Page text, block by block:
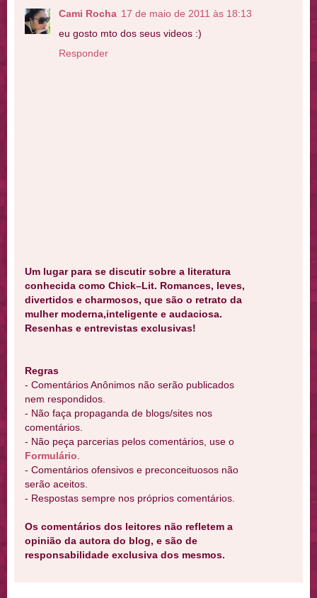
Cami Rocha 17 de maio de 2011 às 18:13
eu gosto mto dos seus videos :)
Responder
Um lugar para se discutir sobre a literatura
conhecida como Chick–Lit. Romances, leves,
divertidos e charmosos, que são o retrato da
mulher moderna,inteligente e audaciosa.
Resenhas e entrevistas exclusivas!
Regras
- Comentários Anônimos não serão publicados
nem respondidos.
- Não faça propaganda de blogs/sites nos
comentários.
- Não peça parcerias pelos comentários, use o
Formulário
- Comentários ofensivos e preconceituosos não
serão aceitos.
- Respostas sempre nos próprios comentários.
Os comentários dos leitores não refletem a
opinião da autora do blog, e são de
responsabilidade exclusiva dos mesmos.